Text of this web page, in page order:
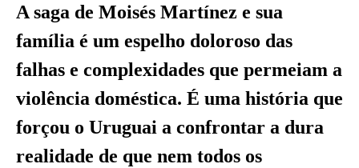
A saga de Moisés Martínez e sua
família é um espelho doloroso das
falhas e complexidades que permeiam a
violência doméstica. É uma história que
forçou o Uruguai a confrontar a dura
realidade de que nem todos os